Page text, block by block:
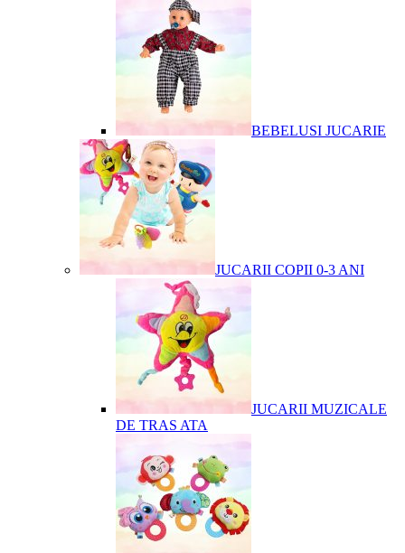
BEBELUSI JUCARIE
JUCARII COPII 0-3 ANI
JUCARII MUZICALE
DE TRAS ATA